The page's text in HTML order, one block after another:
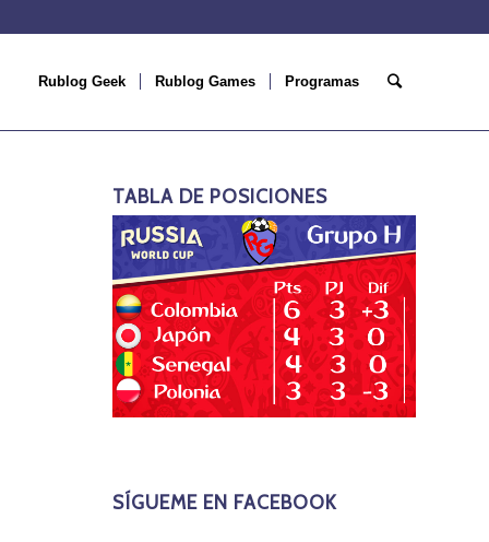
Rublog Geek Rublog Games Programas
TABLA DE POSICIONES
SÍGUEME EN FACEBOOK